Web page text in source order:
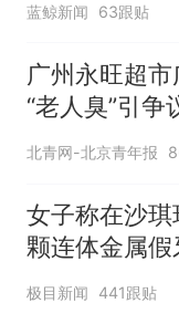
蓝鲸新闻 63跟贴
广州永旺超
“老人臭”引争
应
北青网-北京青年报
女子称在沙
颗连体金属
极目新闻 441跟贴